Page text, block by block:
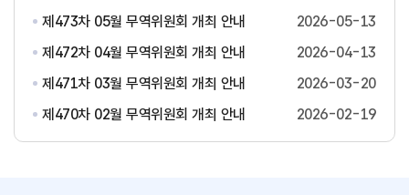
제473차 05월 무역위원회 개최 안내
2026-05-13
제472차 04월 무역위원회 개최 안내
2026-04-13
제471차 03월 무역위원회 개최 안내
2026-03-20
제470차 02월 무역위원회 개최 안내
2026-02-19